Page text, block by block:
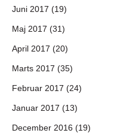
Juni 2017 (19)
Maj 2017 (31)
April 2017 (20)
Marts 2017 (35)
Februar 2017 (24)
Januar 2017 (13)
December 2016 (19)